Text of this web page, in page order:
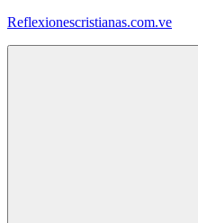
Saltar
Reflexionescristianas.com.ve